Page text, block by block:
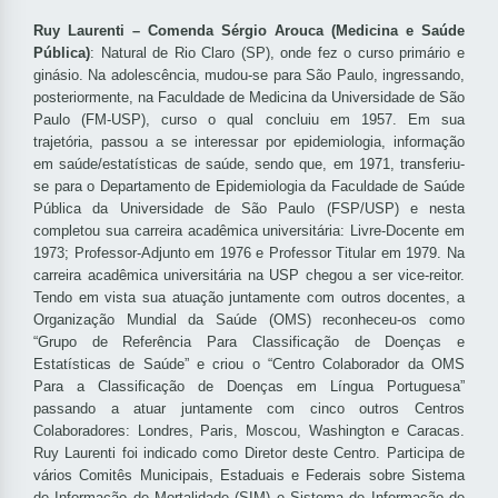
Ruy Laurenti – Comenda Sérgio Arouca (Medicina e Saúde
Pública): Natural de Rio Claro (SP), onde fez o curso primário e
ginásio. Na adolescência, mudou-se para São Paulo, ingressando,
posteriormente, na Faculdade de Medicina da Universidade de São
Paulo (FM-USP), curso o qual concluiu em 1957. Em sua
trajetória, passou a se interessar por epidemiologia, informação
em saúde/estatísticas de saúde, sendo que, em 1971, transferiu-
se para o Departamento de Epidemiologia da Faculdade de Saúde
Pública da Universidade de São Paulo (FSP/USP) e nesta
completou sua carreira acadêmica universitária: Livre-Docente em
1973; Professor-Adjunto em 1976 e Professor Titular em 1979. Na
carreira acadêmica universitária na USP chegou a ser vice-reitor.
Tendo em vista sua atuação juntamente com outros docentes, a
Organização Mundial da Saúde (OMS) reconheceu-os como
“Grupo de Referência Para Classificação de Doenças e
Estatísticas de Saúde” e criou o “Centro Colaborador da OMS
Para a Classificação de Doenças em Língua Portuguesa”
passando a atuar juntamente com cinco outros Centros
Colaboradores: Londres, Paris, Moscou, Washington e Caracas.
Ruy Laurenti foi indicado como Diretor deste Centro. Participa de
vários Comitês Municipais, Estaduais e Federais sobre Sistema